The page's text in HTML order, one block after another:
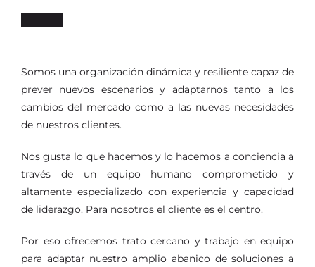
Somos una organización dinámica y resiliente capaz de
prever nuevos escenarios y adaptarnos tanto a los
cambios del mercado como a las nuevas necesidades
de nuestros clientes.
Nos gusta lo que hacemos y lo hacemos a conciencia a
través de un equipo humano comprometido y
altamente especializado con experiencia y capacidad
de liderazgo. Para nosotros el cliente es el centro.
Por eso ofrecemos trato cercano y trabajo en equipo
para adaptar nuestro amplio abanico de soluciones a